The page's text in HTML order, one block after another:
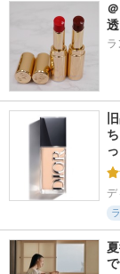
ラ
デ